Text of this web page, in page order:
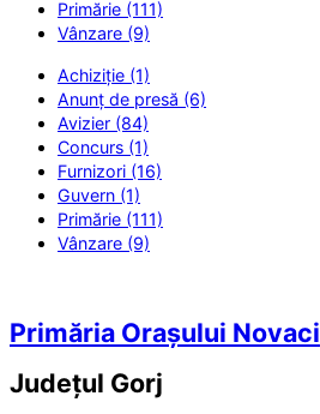
Primărie (111)
Vânzare (9)
Achiziție (1)
Anunț de presă (6)
Avizier (84)
Concurs (1)
Furnizori (16)
Guvern (1)
Primărie (111)
Vânzare (9)
Primăria Orașului Novaci
Județul Gorj